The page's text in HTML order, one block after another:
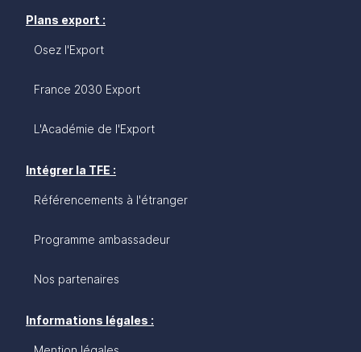
Plans export :
Osez l'Export
France 2030 Export
L'Académie de l'Export
Intégrer la TFE :
Référencements à l'étranger
Programme ambassadeur
Nos partenaires
Informations légales :